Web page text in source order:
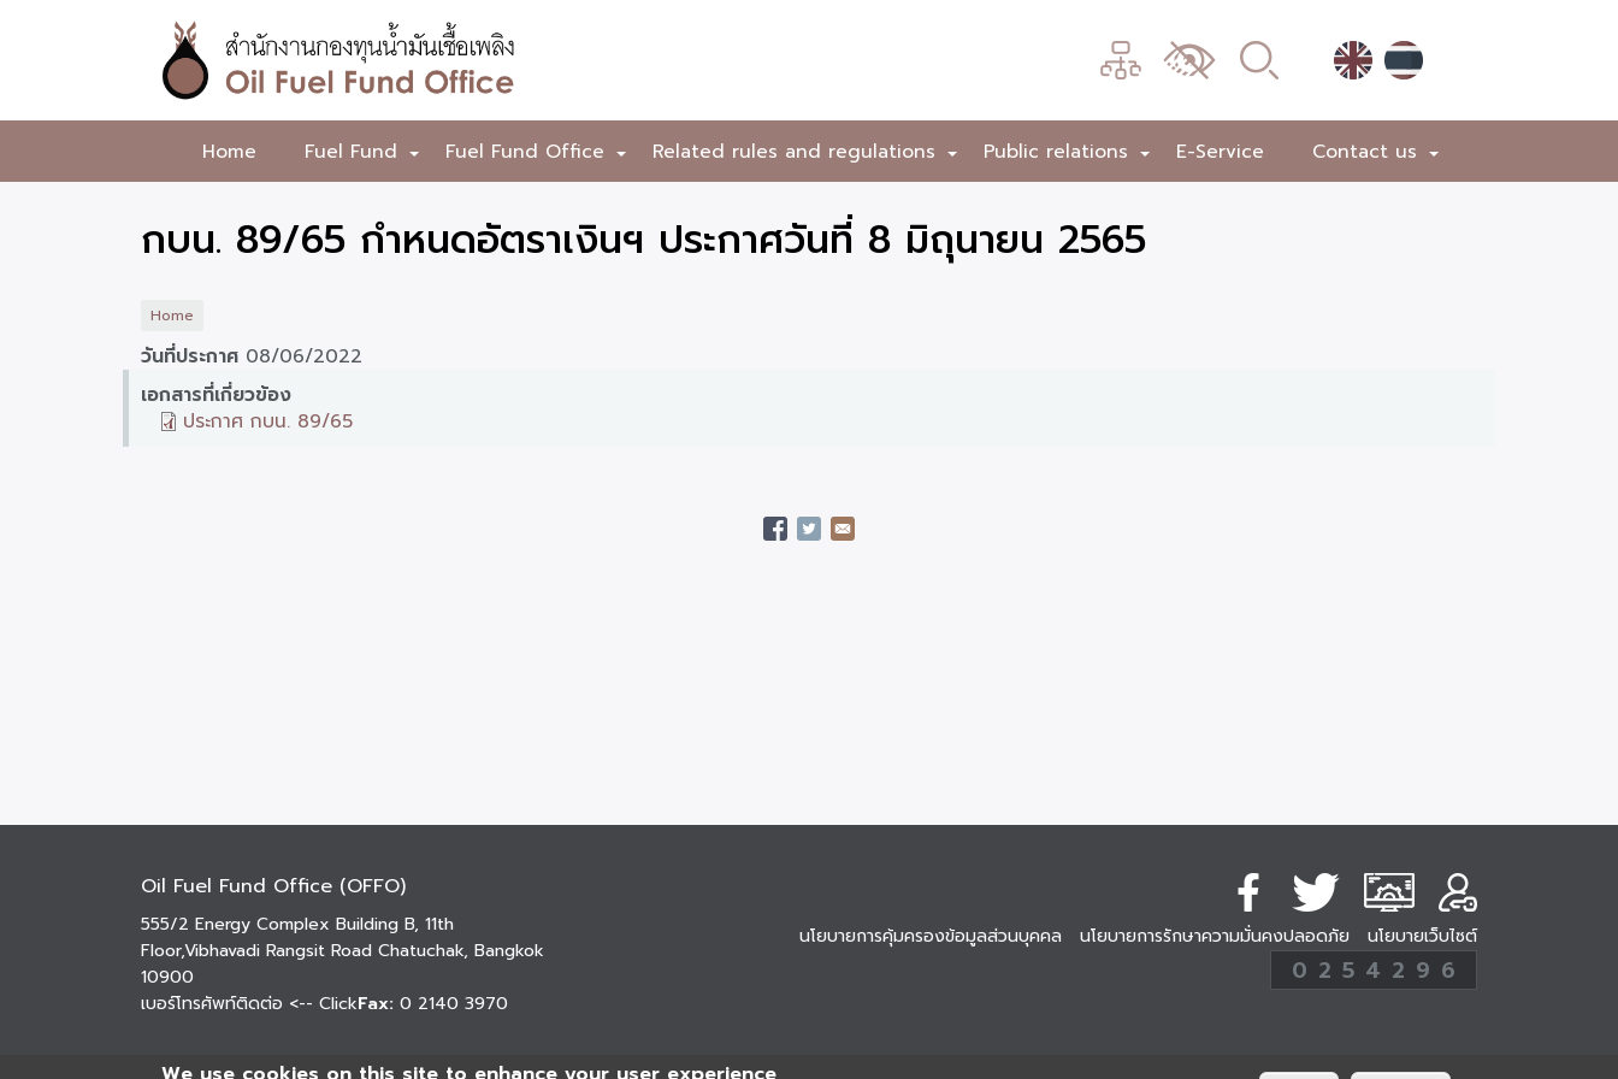
สำนักงาน
กองทุน
น้ำมัน
เพลิง
เมนู
เปลี่ยน
ผล
Home +
Fuel Fund +
Fuel Fund Office +
Related rules and regulations +
Public relations E-Service +
Contact us
กบน. 89/65 กำหนดอัตราเงินฯ ประกาศวันที่ 8 มิถุนายน 2565
Home
วันที่ประกาศ 08/06/2022
เอกสารที่เกี่ยวข้อง
ประกาศ กบน. 89/65
Oil Fuel Fund Office (OFFO)
555/2 Energy Complex Building B, 11th
Floor,Vibhavadi Rangsit Road Chatuchak, Bangkok
10900
เบอร์โทรศัพท์ติดต่อ <-- ClickFax: 0 2140 3970
นโยบายการคุ้มครองข้อมูลส่วนบุคคล นโยบายการรักษาความมั่นคงปลอดภัย นโยบายเว็บไซต์
254296
ครั้ง
0 2 5 4 2 9 6